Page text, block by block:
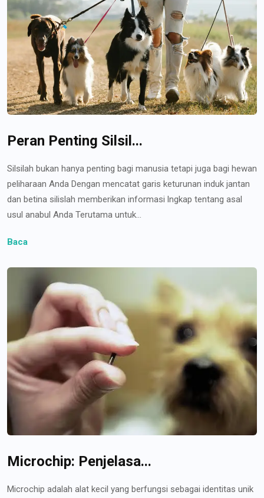
Peran Penting Silsil...
Silsilah bukan hanya penting bagi manusia tetapi juga bagi hewan
peliharaan Anda Dengan mencatat garis keturunan induk jantan
dan betina silislah memberikan informasi lngkap tentang asal
usul anabul Anda Terutama untuk...
Baca
Microchip: Penjelasa...
Microchip adalah alat kecil yang berfungsi sebagai identitas unik